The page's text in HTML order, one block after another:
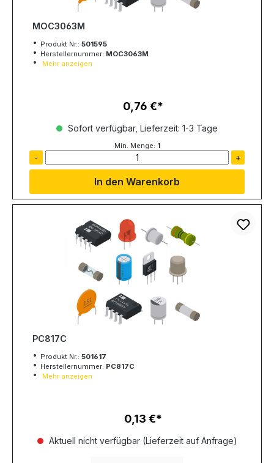
MOC3063M
Produkt Nr.: 501595
Herstellernummer: MOC3063M
Mehr anzeigen
Regulärer Preis:
0,76 €
Sofort verfügbar, Lieferzeit: 1-3 Tage
Min. Menge: 1
- +
In den Warenkorb
PC817C
Produkt Nr.: 501617
Herstellernummer: PC817C
Mehr anzeigen
Regulärer Preis:
0,13 €
Aktuell nicht verfügbar (Lieferzeit auf Anfrage)